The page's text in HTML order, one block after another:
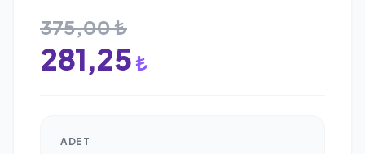
375,00 ₺
281,25 ₺
ADET